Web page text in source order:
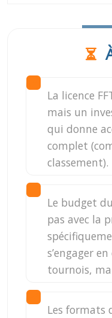
La licence
mais un
qui donne
complet
classement).
Le budget
pas avec la
s’engager
tournois,
Les formats